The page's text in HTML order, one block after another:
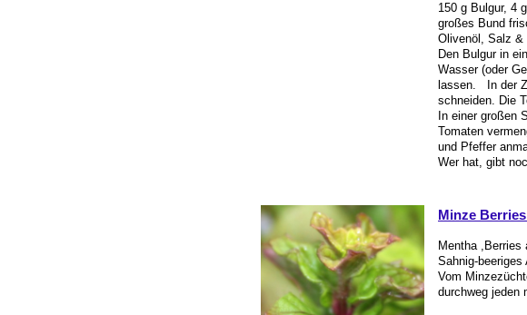
150 g Bulgur, 4
großes Bund
Olivenöl, Salz &
Den Bulgur in
Wasser (oder
lassen. In der
schneiden. Die
In einer großen
Tomaten
und Pfeffer
Wer hat, gibt
Minze
Mentha ,Berries
Sahnig-beeriges
Vom
durchweg jeden